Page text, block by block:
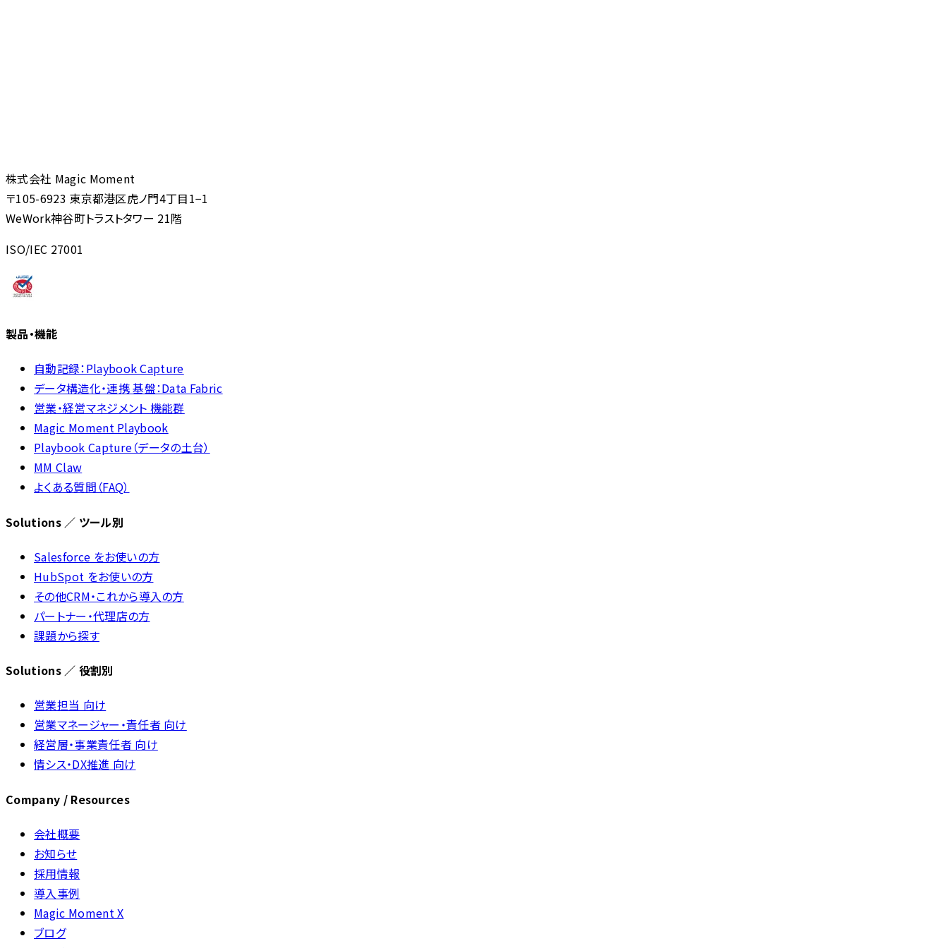
株式会社 Magic Moment
〒105-6923 東京都港区虎ノ門4丁目1−1
WeWork神谷町トラストタワー 21階
ISO/IEC 27001
製品・機能
自動記録：Playbook Capture
データ構造化・連携 基盤：Data Fabric
営業・経営マネジメント 機能群
Magic Moment Playbook
Playbook Capture（データの土台）
MM Claw
よくある質問（FAQ）
Solutions ／ ツール別
Salesforce をお使いの方
HubSpot をお使いの方
その他CRM・これから導入の方
パートナー・代理店の方
課題から探す
Solutions ／ 役割別
営業担当 向け
営業マネージャー・責任者 向け
経営層・事業責任者 向け
情シス・DX推進 向け
Company / Resources
会社概要
お知らせ
採用情報
導入事例
Magic Moment X
ブログ